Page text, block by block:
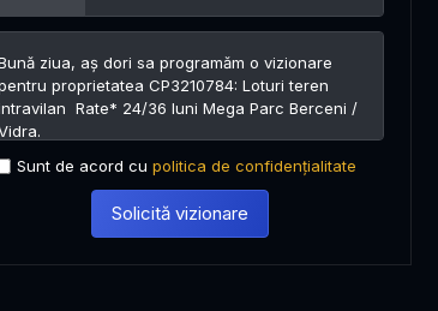
Sunt de acord cu politica de confidențialitate
Solicită vizionare